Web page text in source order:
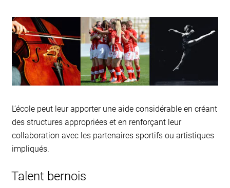
L’école peut leur apporter une aide considérable en créant
des structures appropriées et en renforçant leur
collaboration avec les partenaires sportifs ou artistiques
impliqués.
Talent bernois